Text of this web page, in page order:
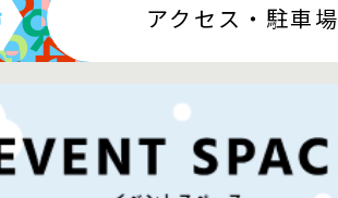
アクセス ・駐車場